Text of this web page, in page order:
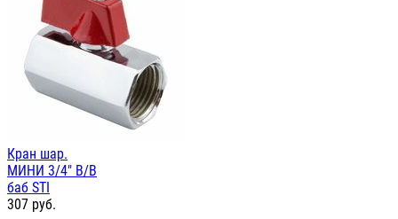
Кран шар.
МИНИ 3/4" В/В
баб STI
307 руб.